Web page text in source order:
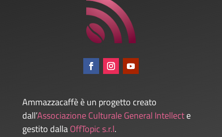
Ammazzacaffè è un progetto creato
dall’Associazione Culturale General Intellecte
gestito dallaOffTopic s.r.l.